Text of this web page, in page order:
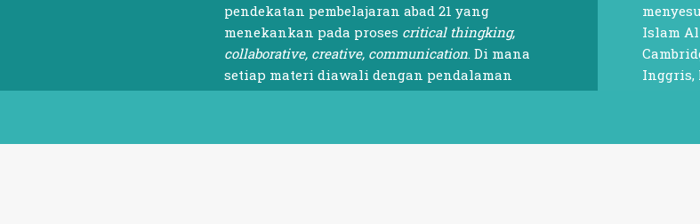
pendekatan pembelajaran abad 21 yang
menekankan pada proses critical thingking,
collaborative, creative, communication. Di mana
setiap materi diawali dengan pendalaman
muatan iman dan taqwa.
Islam
Inggris,